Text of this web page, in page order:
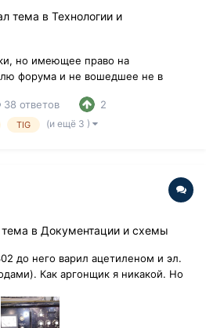
тема в Технологии и
но имеющее право на
форума и не вошедшее не в
38 ответов 2
TIG (и ещё 3 )
в Документации и схемы
до него варил ацетиленом и эл.
Как аргонщик я никакой. Но
образца к этому аппарату не
при чтении этого сообщения